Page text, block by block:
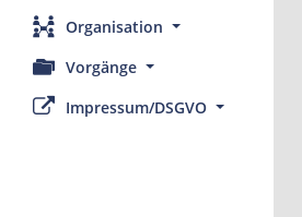
Organisation
Vorgänge
Impressum/DSGVO